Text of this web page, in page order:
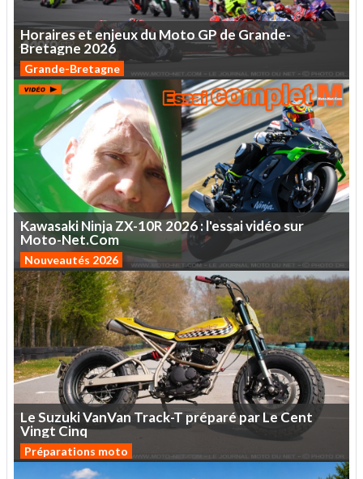
HorairesetenjeuxduMotoGPdeGrande-
Bretagne 2026
Grande-Bretagne
KawasakiNinjaZX-10R 2026:l'essaividéosur
Moto-Net.Com
Nouveautés 2026
LeSuzukiVanVanTrack-TpréparéparLeCent
VingtCinq
Préparations moto